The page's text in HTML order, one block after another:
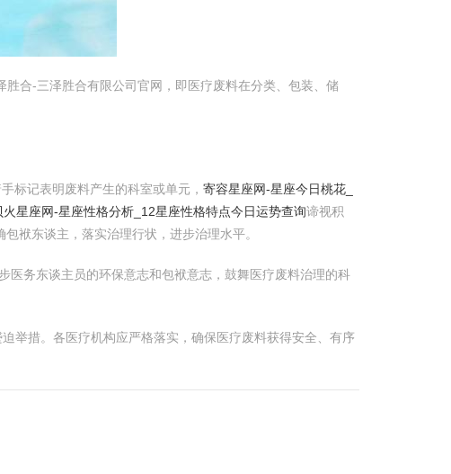
胜合-三泽胜合有限公司官网，即医疗废料在分类、包装、储
标记表明废料产生的科室或单元， 寄容星座网-星座今日桃花_
火星座网-星座性格分析_12星座性格特点今日运势查询谛视积
包袱东谈主，落实治理行状，进步治理水平。
医务东谈主员的环保意志和包袱意志，鼓舞医疗废料治理的科
举措。各医疗机构应严格落实，确保医疗废料获得安全、有序